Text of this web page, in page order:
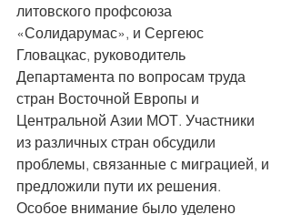
литовского профсоюза
«Солидарумас», и Сергеюс
Гловацкас, руководитель
Департамента по вопросам труда
стран Восточной Европы и
Центральной Азии МОТ. Участники
из различных стран обсудили
проблемы, связанные с миграцией, и
предложили пути их решения.
Особое внимание было уделено